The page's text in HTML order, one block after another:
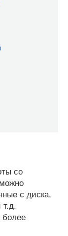
со
с диска,
т.д.
более